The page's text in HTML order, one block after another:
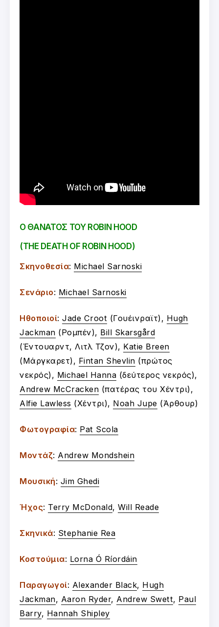
Ο ΘΑΝΑΤΟΣ ΤΟΥ ROBIN HOOD
(THE DEATH OF ROBIN HOOD)
Σκηνοθεσία: Michael Sarnoski
Σενάριο: Michael Sarnoski
Ηθοποιοί: Jade Croot (Γουέινραϊτ), Hugh
Jackman (Ρομπέν), Bill Skarsgård
(Έντουαρντ, Λιτλ Τζον), Katie Breen
(Μάργκαρετ), Fintan Shevlin (πρώτος
νεκρός), Michael Hanna (δεύτερος νεκρός),
Andrew McCracken (πατέρας του Χέντρι),
Alfie Lawless (Χέντρι), Noah Jupe (Άρθουρ)
Φωτογραφία: Pat Scola
Μοντάζ: Andrew Mondshein
Μουσική: Jim Ghedi
Ήχος: Terry McDonald, Will Reade
Σκηνικά: Stephanie Rea
Κοστούμια: Lorna Ó Ríordáin
Παραγωγοί: Alexander Black, Hugh
Jackman, Aaron Ryder, Andrew Swett, Paul
Barry, Hannah Shipley